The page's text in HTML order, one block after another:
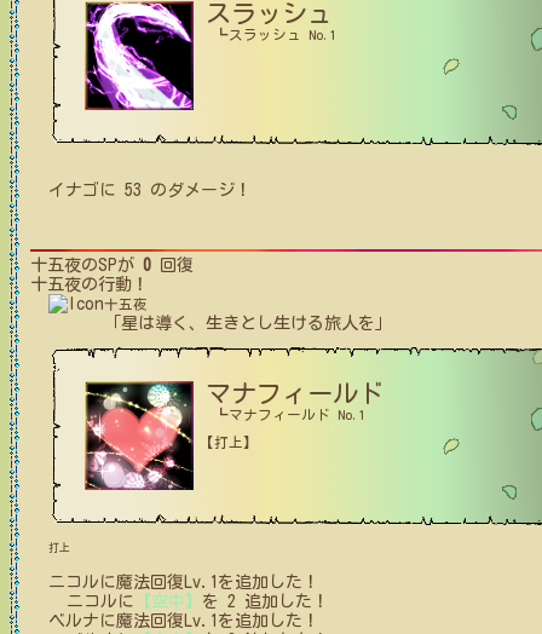
スラッシュ
┗スラッシュ No.1
イナゴ に 53 のダメージ！
十五夜のSPが 0 回復
十五夜の行動！
十五夜
「星は導く、生きとし生ける旅人を」
マナフィールド
┗マナフィールド No.1
【打上】
打上
ニコル に魔法回復Lv.1 を追加した！
ニコル に 【空中】 を 2 追加した！
ベルナ に魔法回復Lv.1 を追加した！